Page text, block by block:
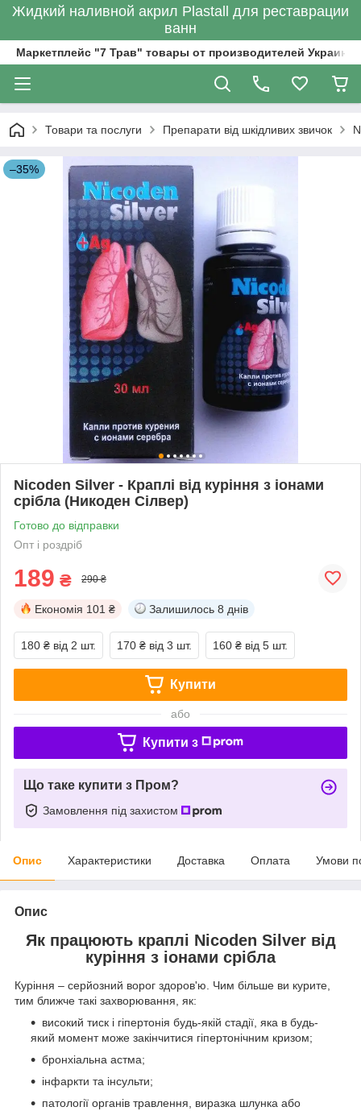
Жидкий наливной акрил Plastall для реставрации
ванн
Маркетплейс "7 Трав" товары от производителей
Товари та послуги Препарати від шкідливих звичок
–35%
Nicoden Silver - Краплі від куріння з іонами
срібла (Никоден Сілвер)
Готово до відправки
Опт і роздріб
189 ₴ 290 ₴
Економія 101 ₴ Залишилось 8 днів
180 ₴ від 2 шт. 170 ₴ від 3 шт. 160 ₴ від 5 шт.
Купити
або
Купити з
Що таке купити з Пром?
Замовлення під захистом
Опис Характеристики Доставка Оплата Умови
Опис
Як працюють краплі Nicoden Silver від
куріння з іонами срібла
Куріння – серйозний ворог здоров'ю. Чим більше ви курите,
тим ближче такі захворювання, як:
високий тиск і гіпертонія будь-якій стадії, яка в будь-
який момент може закінчитися гіпертонічним кризом;
бронхіальна астма;
інфаркти та інсульти;
патології органів травлення, виразка шлунка або